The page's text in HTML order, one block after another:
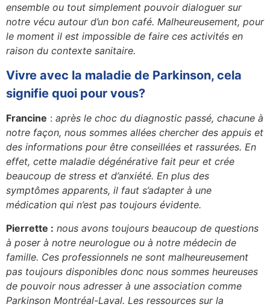
ensemble ou tout simplement pouvoir dialoguer sur
notre vécu autour d’un bon café. Malheureusement, pour
le moment il est impossible de faire ces activités en
raison du contexte sanitaire.
Vivre avec la maladie de Parkinson, cela
signifie quoi pour vous?
Francine : après le choc du diagnostic passé, chacune à
notre façon, nous sommes allées chercher des appuis et
des informations pour être conseillées et rassurées. En
effet, cette maladie dégénérative fait peur et crée
beaucoup de stress et d’anxiété. En plus des
symptômes apparents, il faut s’adapter à une
médication qui n’est pas toujours évidente.
Pierrette : nous avons toujours beaucoup de questions
à poser à notre neurologue ou à notre médecin de
famille. Ces professionnels ne sont malheureusement
pas toujours disponibles donc nous sommes heureuses
de pouvoir nous adresser à une association comme
Parkinson Montréal-Laval. Les ressources sur la